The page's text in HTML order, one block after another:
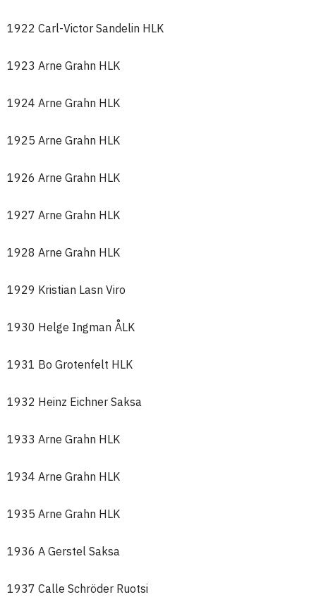
1922 Carl-Victor Sandelin HLK
1923 Arne Grahn HLK
1924 Arne Grahn HLK
1925 Arne Grahn HLK
1926 Arne Grahn HLK
1927 Arne Grahn HLK
1928 Arne Grahn HLK
1929 Kristian Lasn Viro
1930 Helge Ingman ÅLK
1931 Bo Grotenfelt HLK
1932 Heinz Eichner Saksa
1933 Arne Grahn HLK
1934 Arne Grahn HLK
1935 Arne Grahn HLK
1936 A Gerstel Saksa
1937 Calle Schröder Ruotsi